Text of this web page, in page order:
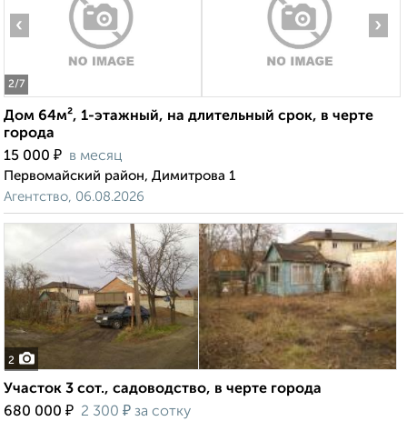
2/7
‹ ›
Дом 64м², 1-этажный, на длительный срок, в черте
города
15 000 ₽ в месяц
Первомайский район, Димитрова 1
Агентство, 06.08.2026
2
Участок 3 сот., садоводство, в черте города
680 000 ₽ 2 300 ₽ за сотку